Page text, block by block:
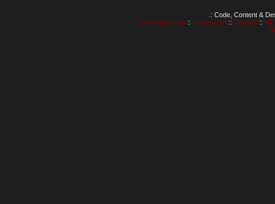
.: Code, Content &
GTAvision.com:: Impressum:: Contact::